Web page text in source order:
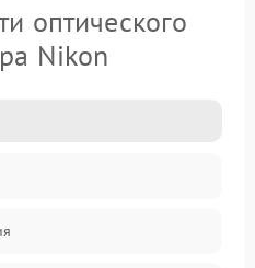
оптического
Nikon